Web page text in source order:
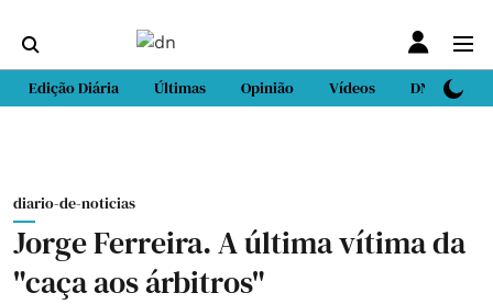
Edição Diária Últimas Opinião Vídeos DN Sport
diario-de-noticias
Jorge Ferreira. A última vítima da
"caça aos árbitros"